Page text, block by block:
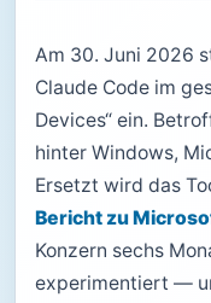
Am 30. Juni 2026
Claude Code im
Devices“ ein.
hinter Windows,
Ersetzt wird das
Bericht zu
Konzern sechs
experimentiert —